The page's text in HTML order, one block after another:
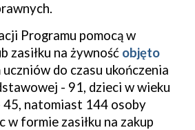
Programu pomocą w
zasiłku na żywność objęto
uczniów do czasu ukończenia
- 91, dzieci w wieku
45, natomiast 144 osoby
w formie zasiłku na zakup